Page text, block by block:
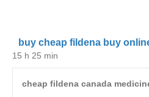
buy cheap fildena buy
15 h 25 min
cheap fildena canada